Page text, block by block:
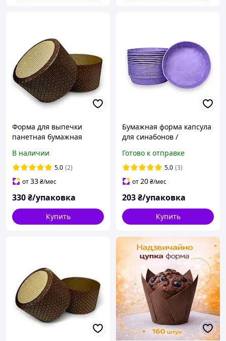
Форма для выпечки
панетная бумажная
коричневая / вес
изделия-1кг /
упаковка-10штук / формы
для выпечки
В наличии
5.0 (2)
от33₴/мес
330₴/упаковка
Купить
Бумажная форма капсула
для синабонов /
90мм высота 20мм / 70г/
м2 / упаковка 100 штук
Готово к отправке
5.0 (3)
от20₴/мес
203₴/упаковка
Купить